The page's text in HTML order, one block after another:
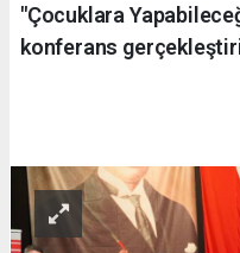
"Çocuklara
konferans